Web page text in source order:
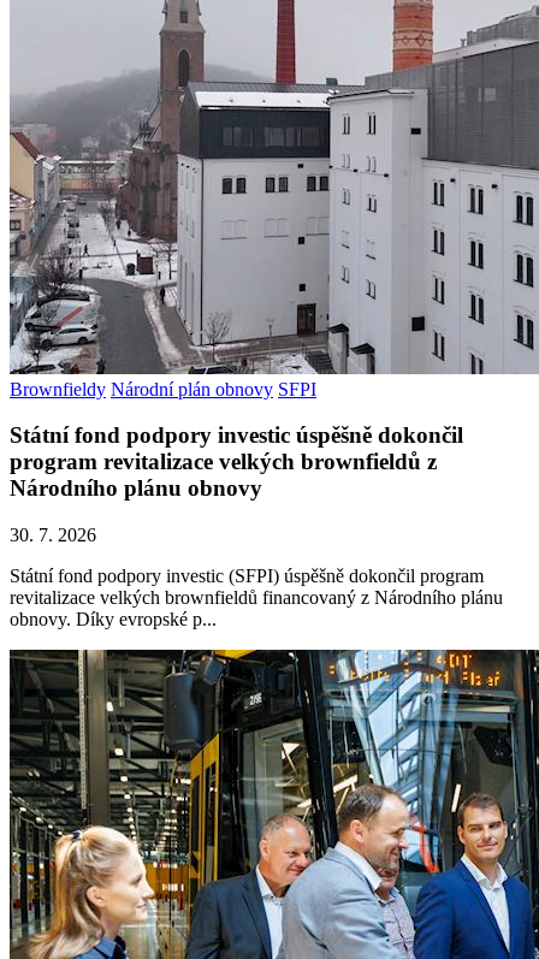
Brownfieldy Národní plán obnovy SFPI
Státní fond podpory investic úspěšně dokončil
program revitalizace velkých brownfieldů z
Národního plánu obnovy
30. 7. 2026
Státní fond podpory investic (SFPI) úspěšně dokončil program
revitalizace velkých brownfieldů financovaný z Národního plánu
obnovy. Díky evropské p...